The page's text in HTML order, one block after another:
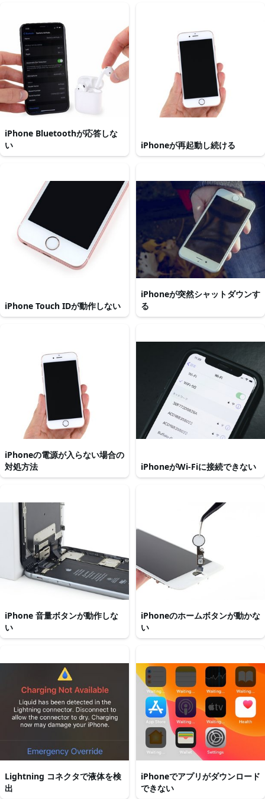
iPhone Bluetoothが応答しな
い
iPhoneが再起動し続ける
iPhone Touch IDが動作しない
iPhoneが突然シャットダウンす
る
iPhoneの電源が入らない場合の
対処方法
iPhoneがWi-Fiに接続できない
iPhone 音量ボタンが動作しな
い
iPhoneのホームボタンが動かな
い
Lightning コネクタで液体を検
出
iPhoneでアプリがダウンロード
できない